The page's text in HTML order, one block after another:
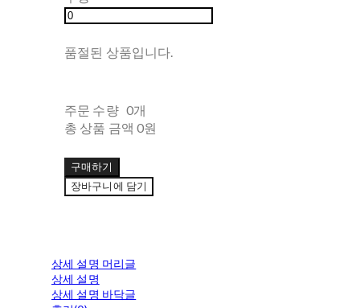
품절된 상품입니다.
주문 수량 0개
총 상품 금액 0원
구매하기
장바구니에 담기
상세 설명 머리글
상세 설명
상세 설명 바닥글